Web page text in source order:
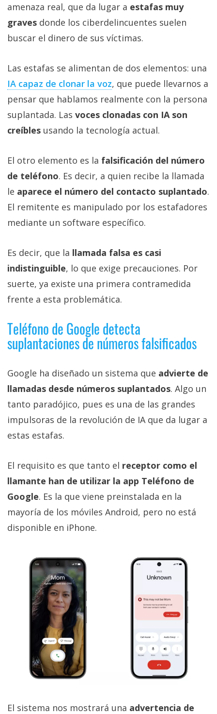
amenaza real, que da lugar a estafas muy
graves donde los ciberdelincuentes suelen
buscar el dinero de sus víctimas.
Las estafas se alimentan de dos elementos: una
IA capaz de clonar la voz‎, que puede llevarnos a
pensar que hablamos realmente con la persona
suplantada. Las voces clonadas con IA son
creíbles usando la tecnología actual.
El otro elemento es la falsificación del número
de teléfono. Es decir, a quien recibe la llamada
le aparece el número del contacto suplantado.
El remitente es manipulado por los estafadores
mediante un software específico.
Es decir, que la llamada falsa es casi
indistinguible, lo que exige precauciones. Por
suerte, ya existe una primera contramedida
frente a esta problemática.
Teléfono de Google detecta
suplantaciones de números falsificados
Google ha diseñado un sistema que advierte de
llamadas desde números suplantados. Algo un
tanto paradójico, pues es una de las grandes
impulsoras de la revolución de IA que da lugar a
estas estafas.
El requisito es que tanto el receptor como el
llamante han de utilizar la app Teléfono de
Google. Es la que viene preinstalada en la
mayoría de los móviles Android, pero no está
disponible en iPhone.
El sistema nos mostrará una advertencia de